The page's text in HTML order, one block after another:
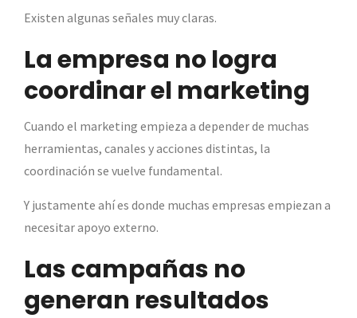
Existen algunas señales muy claras.
La empresa no logra
coordinar el marketing
Cuando el marketing empieza a depender de muchas
herramientas, canales y acciones distintas, la
coordinación se vuelve fundamental.
Y justamente ahí es donde muchas empresas empiezan a
necesitar apoyo externo.
Las campañas no
generan resultados